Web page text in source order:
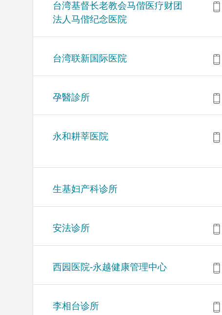
台湾基督长老教会马偕医疗财团
法人马偕纪念医院
台湾联新国际医院
孕醫診所
永和耕莘医院
生基妇产科诊所
安法诊所
西园医院-永越健康管理中心
李相台诊所